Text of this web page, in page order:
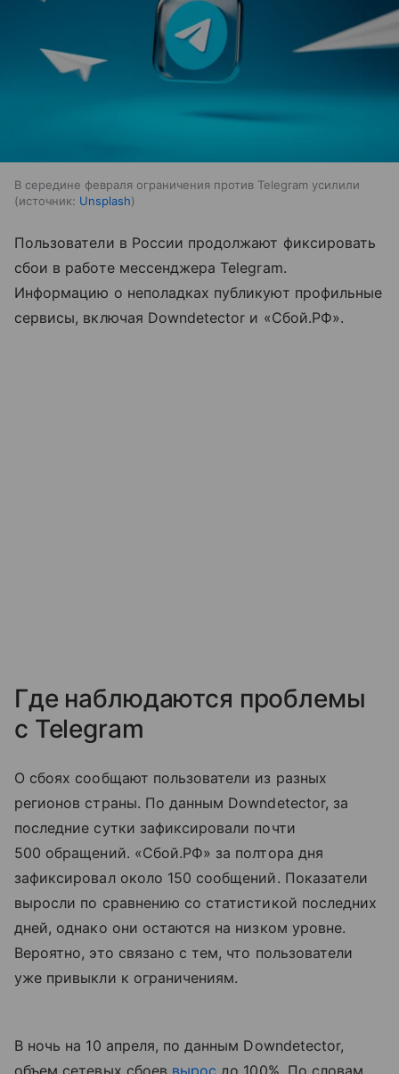
В середине февраля ограничения против Telegram усилили
источник: Unsplash
Пользователи в России продолжают фиксировать
сбои в работе мессенджера Telegram.
Информацию о неполадках публикуют профильные
сервисы, включая Downdetector и «Сбой.РФ».
Где наблюдаются проблемы
с Telegram
О сбоях сообщают пользователи из разных
регионов страны. По данным Downdetector, за
последние сутки зафиксировали почти
500 обращений. «Сбой.РФ» за полтора дня
зафиксировал около 150 сообщений. Показатели
выросли по сравнению со статистикой последних
дней, однако они остаются на низком уровне.
Вероятно, это связано с тем, что пользователи
уже привыкли к ограничениям.
В ночь на 10 апреля, по данным Downdetector,